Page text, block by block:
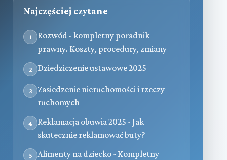
Najczęściej czytane
1
Rozwód - kompletny poradnik
prawny. Koszty, procedury, zmiany
2 Dziedziczenie ustawowe 2025
3
Zasiedzenie nieruchomości i rzeczy
ruchomych
4
Reklamacja obuwia 2025 - Jak
skutecznie reklamować buty?
5
Alimenty na dziecko - Kompletny